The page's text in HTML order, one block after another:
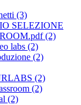
(3)
SELEZIONE
(2)
labs (2)
(2)
(2)
(2)
(2)